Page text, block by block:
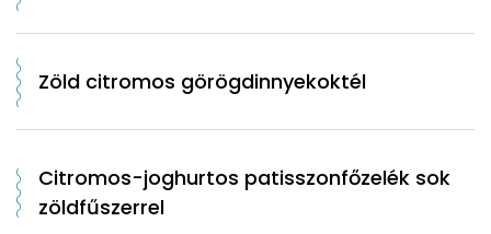
Zöld citromos görögdinnyekoktél
Citromos-joghurtos patisszonfőzelék sok
zöldfűszerrel